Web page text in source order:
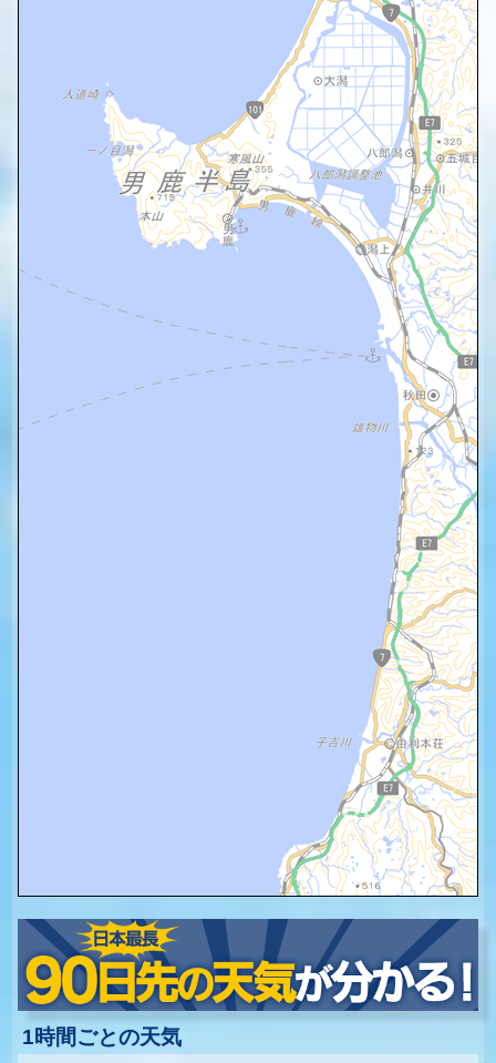
1時間ごとの天気